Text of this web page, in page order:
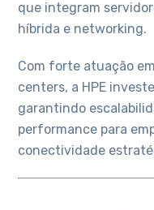
que integram
híbrida e networking.
Com forte atuação
centers, a HPE
garantindo
performance para
conectividade